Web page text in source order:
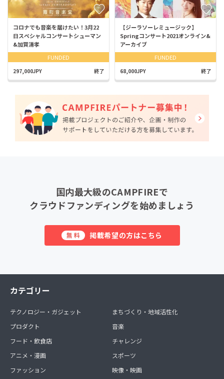
コロナでも音楽を届けたい！3月22
日スペシャルコンサートシューマン
&加賀清孝
FUNDED
297,000JPY 終了
【ジーラソーレミュージック】
Springコンサート2021オンライン&
アーカイブ
FUNDED
68,000JPY 終了
国内最大級のCAMPFIREで
クラウドファンディングを始めましょう
無料 掲載希望の方はこちら
カテゴリー
テクノロジー・ガジェット
プロダクト
フード・飲食店
アニメ・漫画
ファッション
まちづくり・地域活性化
音楽
チャレンジ
スポーツ
映像・映画